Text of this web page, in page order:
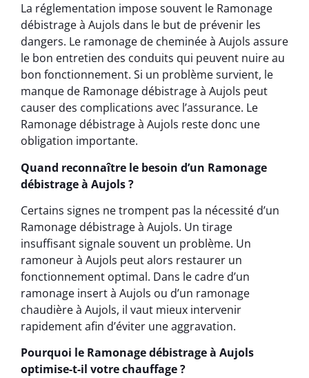
La réglementation impose souvent le Ramonage
débistrage à Aujols dans le but de prévenir les
dangers. Le ramonage de cheminée à Aujols assure
le bon entretien des conduits qui peuvent nuire au
bon fonctionnement. Si un problème survient, le
manque de Ramonage débistrage à Aujols peut
causer des complications avec l’assurance. Le
Ramonage débistrage à Aujols reste donc une
obligation importante.
Quand reconnaître le besoin d’un Ramonage
débistrage à Aujols ?
Certains signes ne trompent pas la nécessité d’un
Ramonage débistrage à Aujols. Un tirage
insuffisant signale souvent un problème. Un
ramoneur à Aujols peut alors restaurer un
fonctionnement optimal. Dans le cadre d’un
ramonage insert à Aujols ou d’un ramonage
chaudière à Aujols, il vaut mieux intervenir
rapidement afin d’éviter une aggravation.
Pourquoi le Ramonage débistrage à Aujols
optimise-t-il votre chauffage ?